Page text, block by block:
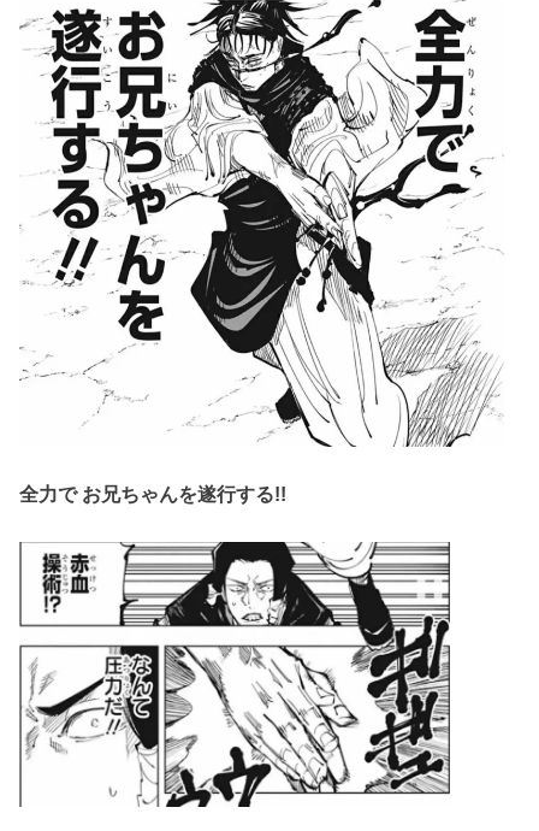
全力で お兄ちゃんを遂行する!!